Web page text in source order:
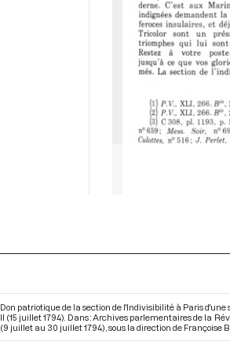
Don patriotique de la section de l'Indivisibilité à Paris
II (15 juillet 1794). Dans : Archives parlementaires de la
(9 juillet au 30 juillet 1794) , sous la direction de Françoise